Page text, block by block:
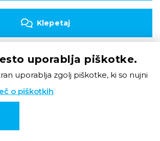
Klepetaj
Piši e-pošto
uporablja piškotke.
uporablja zgolj piškotke, ki so nujni
o piškotkih